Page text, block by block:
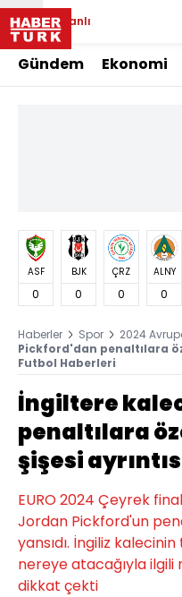
Canlı
Gündem Ekonomi
ASF
0
BJK
0
ÇRZ
0
ALNY
0
Haberler Spor 2024
Pickford'dan penaltılara
Futbol Haberleri
İngiltere
penaltılara
şişesi
EURO 2024 Çeyrek
Jordan Pickford'un
yansıdı. İngiliz
nereye atacağıyla ilgili
dikkat çekti